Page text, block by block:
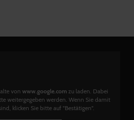
von www.google.comzu laden. Dabei
weitergegeben werden. Wenn Sie damit
klicken Sie bitte auf "Bestätigen".